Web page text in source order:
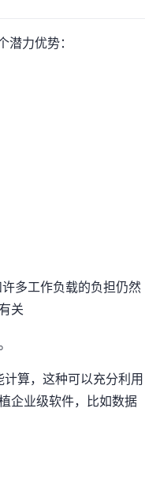
力优势：
多工作负载的负担仍然
关
算，这种可以充分利用
企业级软件，比如数据